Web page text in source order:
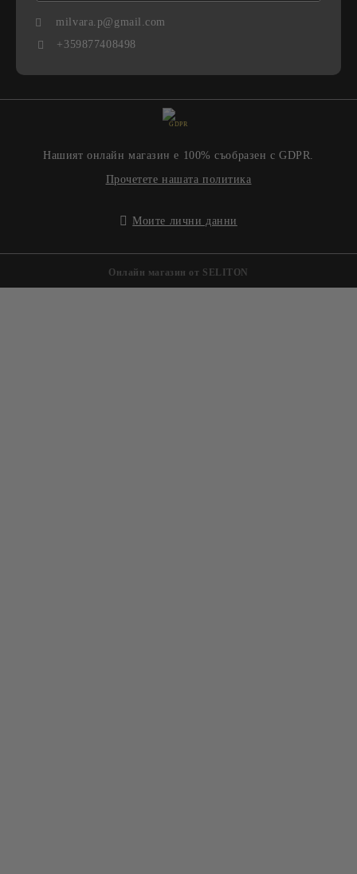
milvara.p@gmail.com
+359877408498
GDPR
Нашият онлайн магазин е 100% съобразен с GDPR.
Прочетете нашата политика
Моите лични данни
Онлайн магазин от SELITON